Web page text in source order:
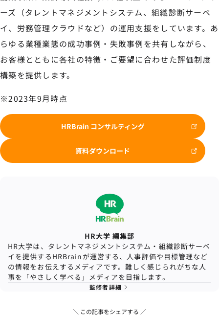
ーズ（タレントマネジメントシステム、組織診断サーベ
イ、労務管理クラウドなど）の運用支援をしています。あ
らゆる業種業態の成功事例・失敗事例を共有しながら、
お客様とともに各社の特徴・ご要望に合わせた評価制度
構築を提供します。
※2023年9月時点
HRBrain コンサルティング
資料ダウンロード
HR大学 編集部
HR大学は、タレントマネジメントシステム・組織診断サーベ
イを提供するHRBrainが運営する、人事評価や目標管理など
の情報をお伝えするメディアです。難しく感じられがちな人
事を「やさしく学べる」メディアを目指します。
監修者詳細
＼ この記事をシェアする ／